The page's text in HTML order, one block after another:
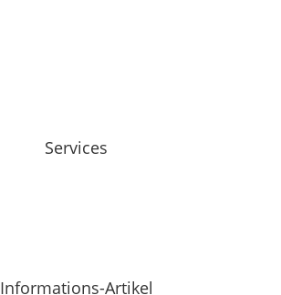
Services
Informations-Artikel